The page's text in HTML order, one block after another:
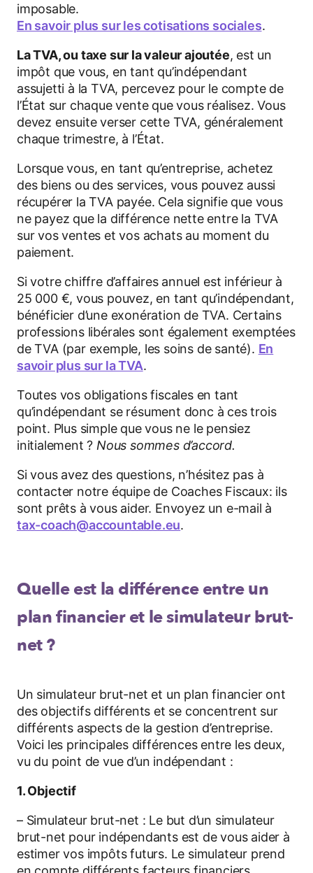
imposable.
En savoir plus sur les cotisations sociales.
La TVA, ou taxe sur la valeur ajoutée, est un
impôt que vous, en tant qu’indépendant
assujetti à la TVA, percevez pour le compte de
l’État sur chaque vente que vous réalisez. Vous
devez ensuite verser cette TVA, généralement
chaque trimestre, à l’État.
Lorsque vous, en tant qu’entreprise, achetez
des biens ou des services, vous pouvez aussi
récupérer la TVA payée. Cela signifie que vous
ne payez que la différence nette entre la TVA
sur vos ventes et vos achats au moment du
paiement.
Si votre chiffre d’affaires annuel est inférieur à
25 000 €, vous pouvez, en tant qu’indépendant,
bénéficier d’une exonération de TVA. Certains
professions libérales sont également exemptées
de TVA (par exemple, les soins de santé). En
savoir plus sur la TVA.
Toutes vos obligations fiscales en tant
qu’indépendant se résument donc à ces trois
point. Plus simple que vous ne le pensiez
initialement ? Nous sommes d’accord.
Si vous avez des questions, n’hésitez pas à
contacter notre équipe de Coaches Fiscaux: ils
sont prêts à vous aider. Envoyez un e-mail à
tax-coach@accountable.eu.
Quelle est la différence entre un
plan financier et le simulateur brut-
net ?
Un simulateur brut-net et un plan financier ont
des objectifs différents et se concentrent sur
différents aspects de la gestion d’entreprise.
Voici les principales différences entre les deux,
vu du point de vue d’un indépendant :
1. Objectif
– Simulateur brut-net : Le but d’un simulateur
brut-net pour indépendants est de vous aider à
estimer vos impôts futurs. Le simulateur prend